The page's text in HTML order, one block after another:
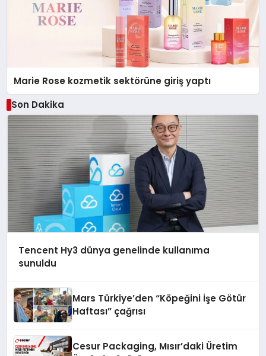
Marie Rose kozmetik sektörüne giriş yaptı
Son Dakika
Tencent Hy3 dünya genelinde kullanıma
sunuldu
Mars Türkiye’den “Köpeğini İşe Götür
Haftası” çağrısı
Cesur Packaging, Mısır’daki Üretim